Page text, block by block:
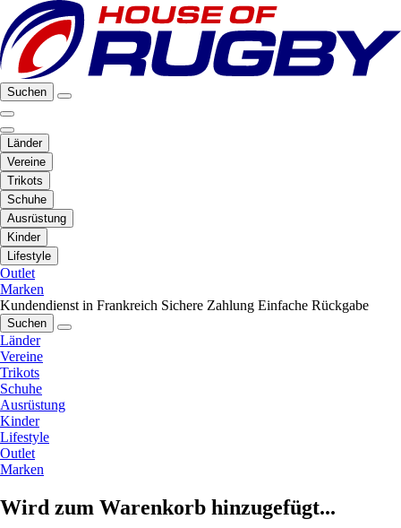
Suchen
Länder
Vereine
Trikots
Schuhe
Ausrüstung
Kinder
Lifestyle
Outlet
Marken
Kundendienst in Frankreich Sichere Zahlung Einfache Rückgabe
Suchen
Länder
Vereine
Trikots
Schuhe
Ausrüstung
Kinder
Lifestyle
Outlet
Marken
Wird zum Warenkorb hinzugefügt...